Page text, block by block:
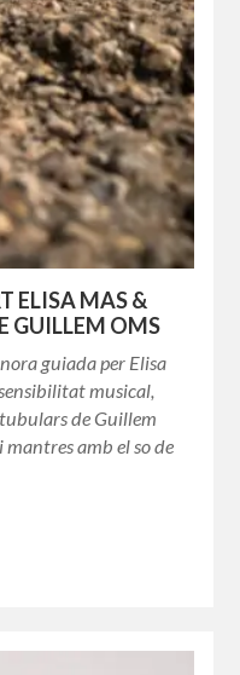
ELISA MAS &
GUILLEM OMS
guiada per Elisa
musical,
de Guillem
amb el so de